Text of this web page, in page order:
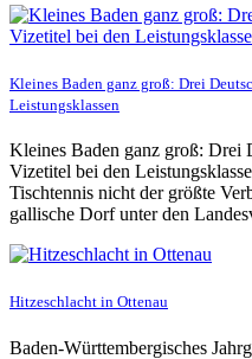
Kleines Baden ganz groß: Drei
Leistungsklassen
Kleines Baden ganz groß: Drei
Vizetitel bei den
Tischtennis nicht der größte
gallische Dorf unter den
Hitzeschlacht in Ottenau
Baden-Württembergisches